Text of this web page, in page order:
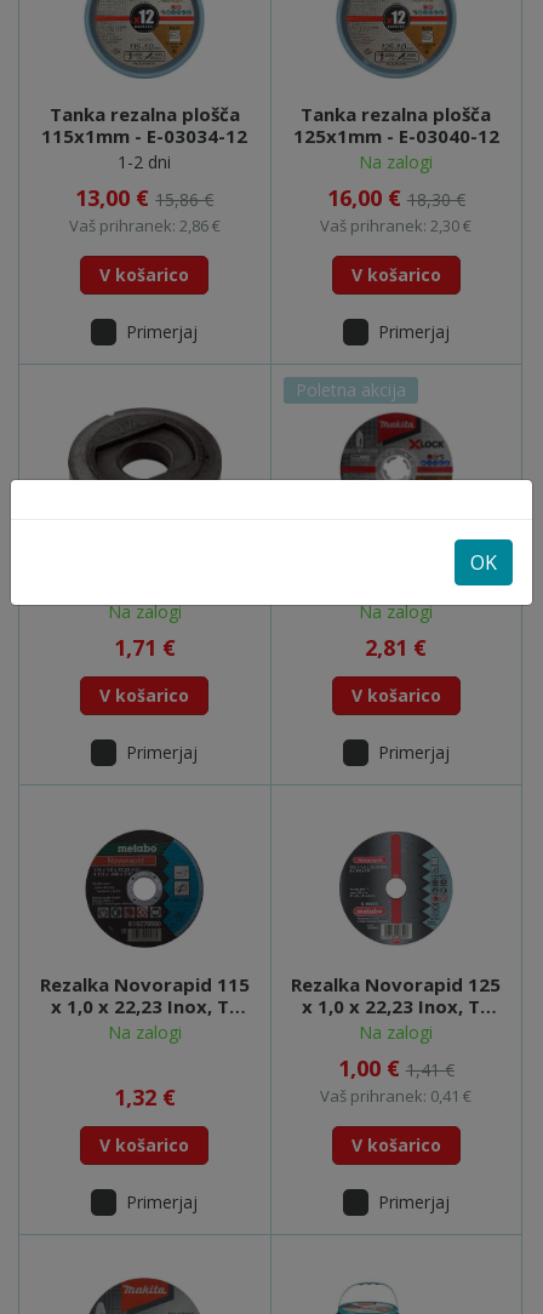
Tanka rezalna plošča
115x1mm - E-03034-12
1-2 dni
13,00 €15,86 €
Vaš prihranek: 2,86 €
V košarico
Primerjaj
Tanka rezalna plošča
125x1mm - E-03040-12
Na zalogi
16,00 € 18,30 €
Vaš prihranek: 2,30 €
V košarico
Primerjaj
9
Na zalogi
1,71 €
V košarico
Primerjaj
Rezalna plošča X-LOCK
125x1.2mm - E-00418
Na zalogi
2,81 €
V košarico
Primerjaj
Poletna akcija
Rezalka Novorapid 115
x 1,0 x 22,23 Inox, TF
41 - 616270000
Na zalogi
1,32 €
V košarico
Primerjaj
Rezalka Novorapid 125
x 1,0 x 22,23 Inox, TF
41 - 616271000
Na zalogi
1,00 € 1,41 €
Vaš prihranek: 0,41 €
V košarico
Primerjaj
OK